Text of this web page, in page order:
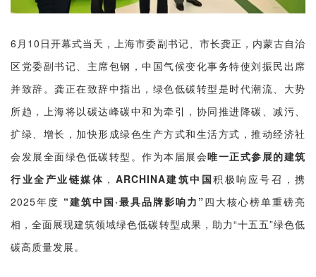
关于我们
6月10日开幕式当天，上海市委副书记、市长龚正，内蒙古自治
区党委副书记、主席包钢，中国气候变化事务特使刘振民出席
并致辞。 龚正在致辞中指出，绿色低碳转型是时代潮流、大势
所趋，上海将以碳达峰碳中和为牵引，协同推进降碳、减污、
扩绿、增长，加快形成绿色生产方式和生活方式，推动经济社
会发展全面绿色低碳转型。作为本届展会唯一正式参展的建筑
行业全产业链媒体 ， ARCHINA建筑中国积极响应号召，携
2025年度 “建筑中国·最具品牌影响力”四大核心榜单重磅亮
相，全面展现建筑领域绿色低碳转型成果，助力“十五五”绿色低
碳高质量发展。